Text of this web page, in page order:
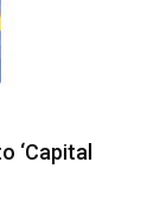
que abrió